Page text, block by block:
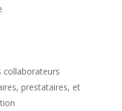
collaborateurs
prestataires, et